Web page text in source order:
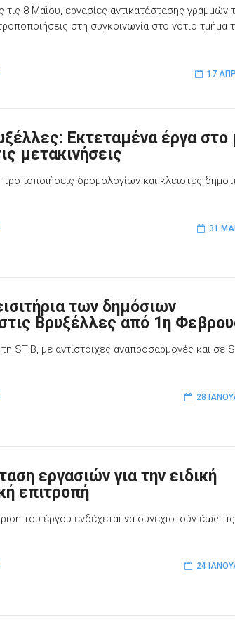
τις 8 Μαΐου, εργασίες αντικατάστασης γραμμών
στη συγκοινωνία στο νότιο τμήμα
17
Εκτεταμένα έργα στο
μετακινήσεις
δρομολογίων και κλειστές
31
των δημόσιων
Βρυξέλλες από 1η
STIB, με αντίστοιχες αναπροσαρμογές και σε
28
εργασιών για την ειδική
επιτροπή
του έργου ενδέχεται να συνεχιστούν έως
24